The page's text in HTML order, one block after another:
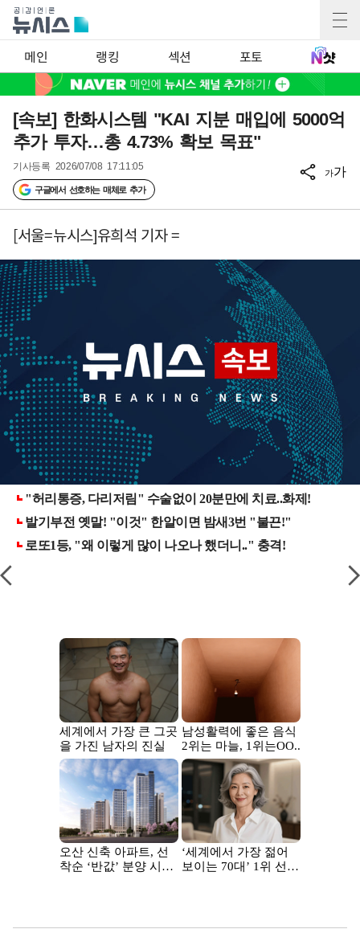
메인 랭킹 섹션 포토
[속보] 한화시스템 "KAI 지분 매입에 5000억
추가 투자…총 4.73% 확보 목표"
기사등록 2026/07/08 17:11:05
구글에서 선호하는 매체로 추가
가가
[서울=뉴시스]유희석 기자 =